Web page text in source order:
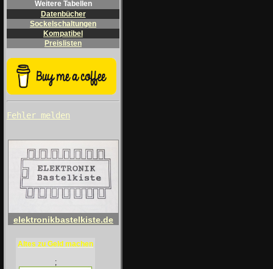
Weitere Tabellen
Datenbücher
Sockelschaltungen
Kompatibel
Preislisten
Fehler melden
elektronikbastelkiste.de
Altes zu Geld machen
;